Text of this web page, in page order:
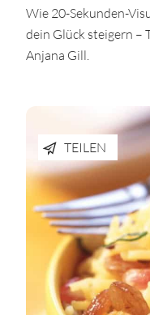
Wie 20-Sekunden-
dein Glück steigern –
Anjana Gill.
TEILEN